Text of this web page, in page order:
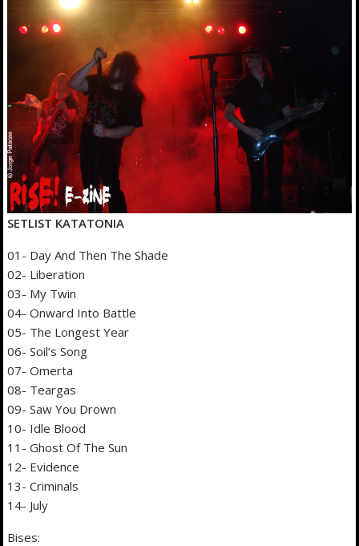
SETLIST KATATONIA
01- Day And Then The Shade
02- Liberation
03- My Twin
04- Onward Into Battle
05- The Longest Year
06- Soil’s Song
07- Omerta
08- Teargas
09- Saw You Drown
10- Idle Blood
11- Ghost Of The Sun
12- Evidence
13- Criminals
14- July
Bises: